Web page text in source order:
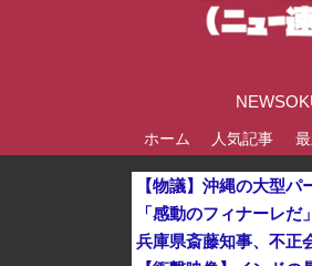
ホーム 人気記事
兵庫県斎藤知事、不正